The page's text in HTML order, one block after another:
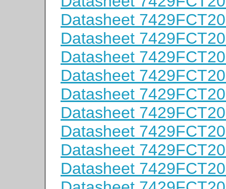
Datasheet
Datasheet
Datasheet
Datasheet
Datasheet
Datasheet
Datasheet
Datasheet
Datasheet